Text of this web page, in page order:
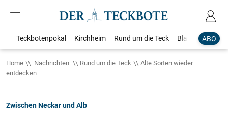
ABO
Teckbotenpokal Kirchheim Rund um die Teck Blaulicht
Home Nachrichten Rund um die Teck
Alte Sorten wieder
entdecken
Zwischen Neckar und Alb